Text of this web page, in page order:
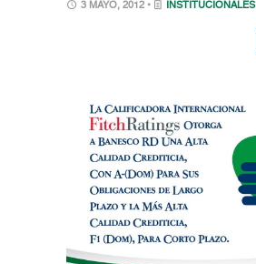
3 MAYO, 2012 • INSTITUCIONALES